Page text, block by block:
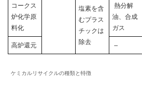
コークス
炉化学原
料化
塩素を含
むプラス
チックは
除去
熱分解
油、合成
ガス
高炉還元
–
ケミカルリサイクルの種類と特徴